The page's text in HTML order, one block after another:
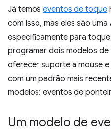
Já temos eventos de toque
com isso, mas eles são
especificamente para
programar dois modelos
oferecer suporte a mouse
com um padrão mais
modelos: eventos de
Um modelo de